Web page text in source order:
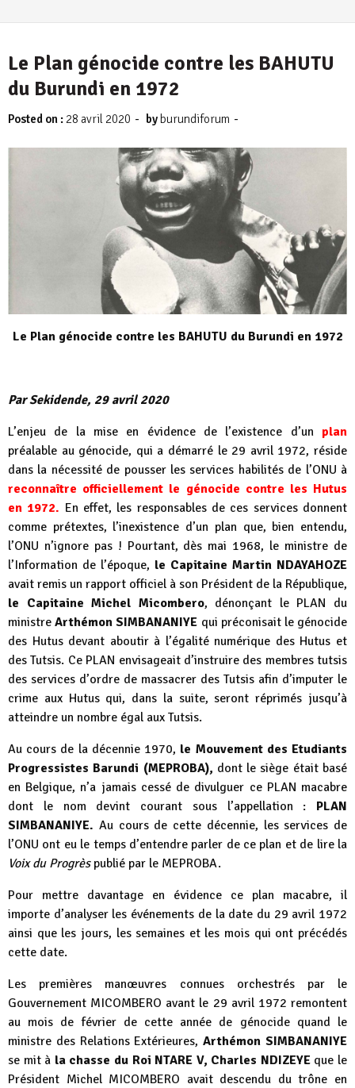
Le Plan génocide contre les BAHUTU
du Burundi en 1972
Posted on : 28 avril 2020 - by burundiforum -
Le Plan génocide contre les BAHUTU du Burundi en 1972
Par Sekidende, 29 avril 2020
L’enjeu de la mise en évidence de l’existence d’un plan
préalable au génocide, qui a démarré le 29 avril 1972, réside
dans la nécessité de pousser les services habilités de l’ONU à
reconnaître officiellement le génocide contre les Hutus
en 1972. En effet, les responsables de ces services donnent
comme prétextes, l’inexistence d’un plan que, bien entendu,
l’ONU n’ignore pas ! Pourtant, dès mai 1968, le ministre de
l’Information de l’époque, le Capitaine Martin NDAYAHOZE
avait remis un rapport officiel à son Président de la République,
le Capitaine Michel Micombero, dénonçant le PLAN du
ministre Arthémon SIMBANANIYE qui préconisait le génocide
des Hutus devant aboutir à l’égalité numérique des Hutus et
des Tutsis. Ce PLAN envisageait d’instruire des membres tutsis
des services d’ordre de massacrer des Tutsis afin d’imputer le
crime aux Hutus qui, dans la suite, seront réprimés jusqu’à
atteindre un nombre égal aux Tutsis.
Au cours de la décennie 1970, le Mouvement des Etudiants
Progressistes Barundi (MEPROBA), dont le siège était basé
en Belgique, n’a jamais cessé de divulguer ce PLAN macabre
dont le nom devint courant sous l’appellation : PLAN
SIMBANANIYE. Au cours de cette décennie, les services de
l’ONU ont eu le temps d’entendre parler de ce plan et de lire la
Voix du Progrèspublié par le MEPROBA.
Pour mettre davantage en évidence ce plan macabre, il
importe d’analyser les événements de la date du 29 avril 1972
ainsi que les jours, les semaines et les mois qui ont précédés
cette date.
Les premières manœuvres connues orchestrés par le
Gouvernement MICOMBERO avant le 29 avril 1972 remontent
au mois de février de cette année de génocide quand le
ministre des Relations Extérieures, Arthémon SIMBANANIYE
se mit à la chasse du Roi NTARE V, Charles NDIZEYEque le
Président Michel MICOMBERO avait descendu du trône en